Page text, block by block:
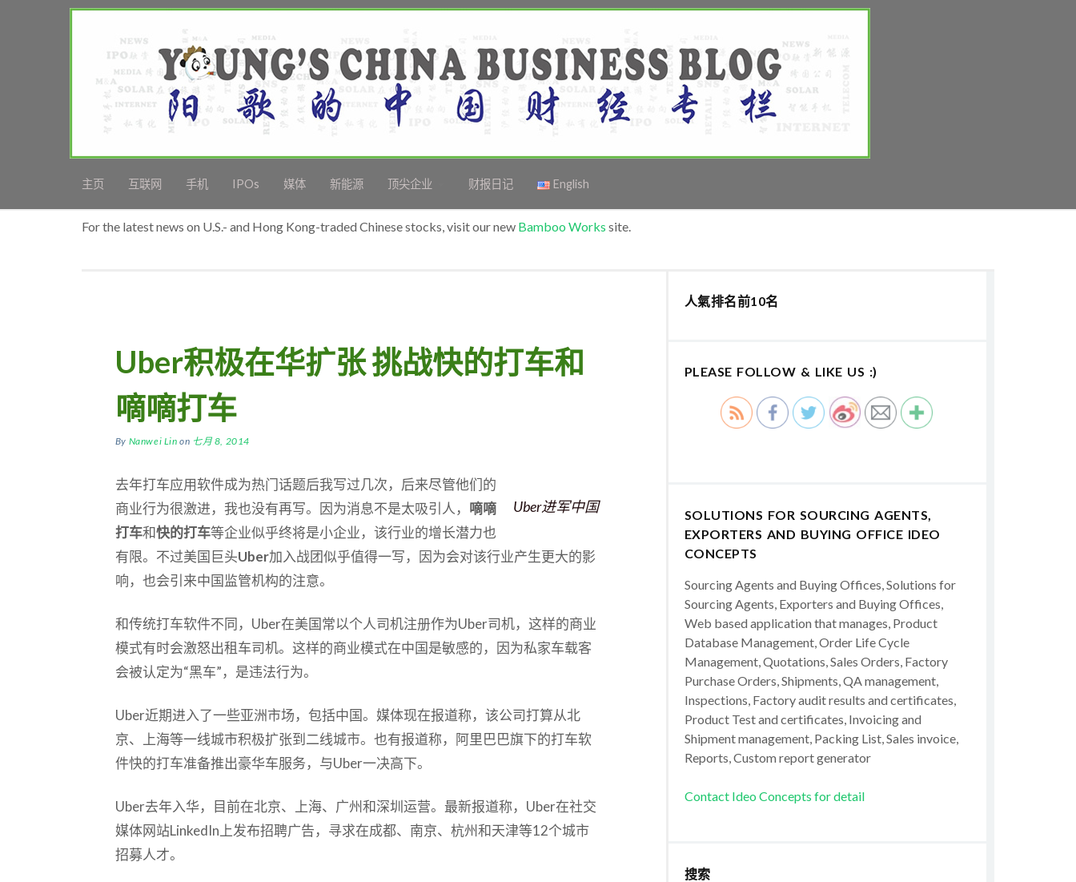
主页 互联网 手机 IPOs 媒体 新能源 顶尖企业 财报日记 English
For the latest news on U.S.- and Hong Kong-traded Chinese stocks, visit our new Bamboo Works site.
Uber积极在华扩张 挑战快的打车和
嘀嘀打车
By Nanwei Lin on 七月 8, 2014
Uber进军中国
去年打车应用软件成为热门话题后我写过几次，后来尽管他们的
商业行为很激进，我也没有再写。因为消息不是太吸引人， 嘀嘀
打车和快的打车等企业似乎终将是小企业，该行业的增长潜力也
有限。不过美国巨头Uber加入战团似乎值得一写，因为会对该行业产生更大的影
响，也会引来中国监管机构的注意。
和传统打车软件不同，Uber在美国常以个人司机注册作为Uber司机，这样的商业
模式有时会激怒出租车司机。这样的商业模式在中国是敏感的，因为私家车载客
会被认定为“黑车”，是违法行为。
Uber近期进入了一些亚洲市场，包括中国。媒体现在报道称，该公司打算从北
京、上海等一线城市积极扩张到二线城市。也有报道称，阿里巴巴旗下的打车软
件快的打车准备推出豪华车服务，与Uber一决高下。
Uber去年入华，目前在北京、上海、广州和深圳运营。最新报道称，Uber在社交
媒体网站LinkedIn上发布招聘广告，寻求在成都、南京、杭州和天津等12个城市
招募人才。
人氣排名前10名
PLEASE FOLLOW & LIKE US :)
SOLUTIONS FOR SOURCING AGENTS,
EXPORTERS AND BUYING OFFICE IDEO
CONCEPTS
Sourcing Agents and Buying Offices, Solutions for
Sourcing Agents, Exporters and Buying Offices,
Web based application that manages, Product
Database Management, Order Life Cycle
Management, Quotations, Sales Orders, Factory
Purchase Orders, Shipments, QA management,
Inspections, Factory audit results and certificates,
Product Test and certificates, Invoicing and
Shipment management, Packing List, Sales invoice,
Reports, Custom report generator
Contact Ideo Concepts for detail
搜索